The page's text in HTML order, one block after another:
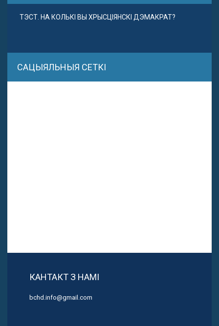
ТЭСТ. НА КОЛЬКІ ВЫ ХРЫСЦІЯНСКІ ДЭМАКРАТ?
САЦЫЯЛЬНЫЯ СЕТКІ
КАНТАКТ З НАМІ
bchd.info@gmail.com